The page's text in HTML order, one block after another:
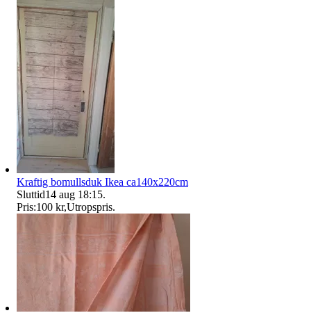
Kraftig bomullsduk Ikea ca140x220cm
Sluttid14 aug 18:15.
Pris:100 kr,Utropspris.